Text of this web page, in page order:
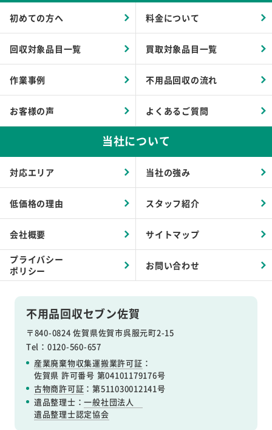
不用品回収セブン佐賀
〒840-0824 佐賀県佐賀市呉服元町2-15
Tel：0120-560-657
産業廃棄物収集運搬業許可証 ：
佐賀県 許可番号 第04101179176号
古物商許可証 ：第511030012141号
遺品整理士：一般社団法人
遺品整理士認定協会
初めての方へ 料金について
回収対象品目一覧 買取対象品目一覧
作業事例 不用品回収の流れ
お客様の声 よくあるご質問
当社について
対応エリア 当社の強み
低価格の理由 スタッフ紹介
会社概要 サイトマップ
プライバシー
ポリシー
お問い合わせ